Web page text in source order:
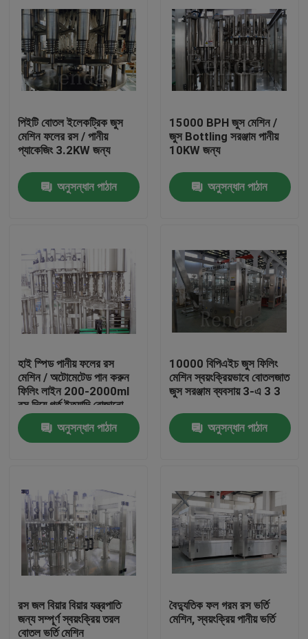
পণ্য
আমাদের সম্পর্কে
কারখানা ভ্রমণ
মান নিয়ন্ত্রণ
উদ্ধৃতির জন্য আবেদন
Company News
বিয়ার ফিলিং মেশিন
পিইটি বোতল ইলেকট্রিক জুস
মেশিন ফলের রস / পানীয়
প্যাকেজিং 3.2KW জন্য
অনুসন্ধান পাঠান
15000 BPH জুস মেশিন /
জুস Bottling সরঞ্জাম পানীয়
10KW জন্য
অনুসন্ধান পাঠান
হাই স্পিড পানীয় ফলের রস
মেশিন / অটোমেটেড পান করুন
ফিলিং লাইন 200-2000ml
রস দিয়ে গর্ত ইত্যাদি বোজানো
অনুসন্ধান পাঠান
10000 বিপিএইচ জুস ফিলিং
মেশিন স্বয়ংক্রিয়ভাবে বোতলজাত
জুস সরঞ্জাম ব্যবসায় 3-এ 3 3
অনুসন্ধান পাঠান
রস জল বিয়ার বিয়ার যন্ত্রপাতি
জন্য সম্পূর্ণ স্বয়ংক্রিয় তরল
বোতল ভর্তি মেশিন
বৈদ্যুতিক ফল গরম রস ভর্তি
মেশিন, স্বয়ংক্রিয় পানীয় ভর্তি